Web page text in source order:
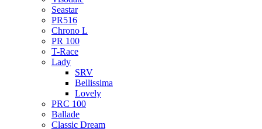
Seastar
PR516
Chrono L
PR 100
T-Race
Lady
SRV
Bellissima
Lovely
PRC 100
Ballade
Classic Dream